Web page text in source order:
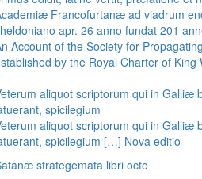
Francofurtanæ ad viadrum
apr. 26 anno fundat 201
Account of the Society for
by the Royal Charter of King
aliquot scriptorum qui in Galliæ
spicilegium
aliquot scriptorum qui in Galliæ
spicilegium […] Nova editio
strategemata libri octo